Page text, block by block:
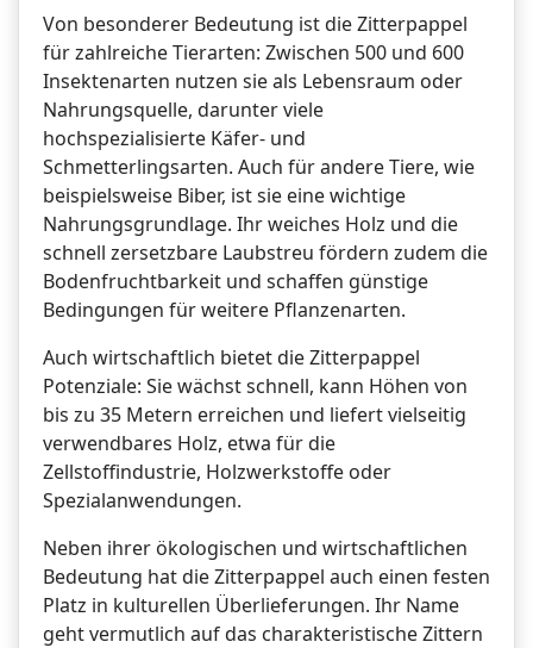
Von besonderer Bedeutung ist die Zitterpappel
für zahlreiche Tierarten: Zwischen 500 und 600
Insektenarten nutzen sie als Lebensraum oder
Nahrungsquelle, darunter viele
hochspezialisierte Käfer- und
Schmetterlingsarten. Auch für andere Tiere, wie
beispielsweise Biber, ist sie eine wichtige
Nahrungsgrundlage. Ihr weiches Holz und die
schnell zersetzbare Laubstreu fördern zudem die
Bodenfruchtbarkeit und schaffen günstige
Bedingungen für weitere Pflanzenarten.
Auch wirtschaftlich bietet die Zitterpappel
Potenziale: Sie wächst schnell, kann Höhen von
bis zu 35 Metern erreichen und liefert vielseitig
verwendbares Holz, etwa für die
Zellstoffindustrie, Holzwerkstoffe oder
Spezialanwendungen.
Neben ihrer ökologischen und wirtschaftlichen
Bedeutung hat die Zitterpappel auch einen festen
Platz in kulturellen Überlieferungen. Ihr Name
geht vermutlich auf das charakteristische Zittern